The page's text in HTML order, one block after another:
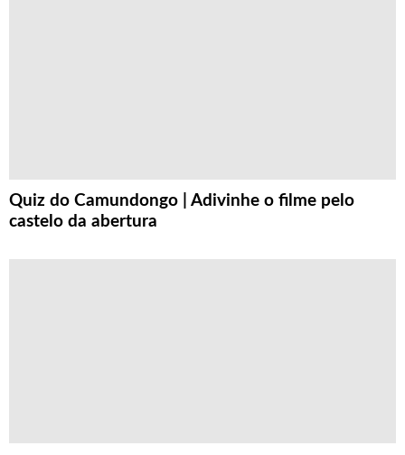
Quiz do Camundongo | Adivinhe o filme pelo
castelo da abertura